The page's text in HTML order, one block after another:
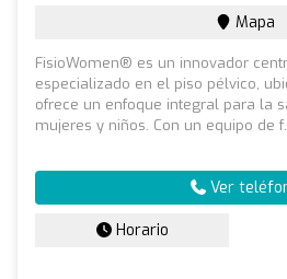
Mapa
FisioWomen® es un innovador
especializado en el piso pélvico,
ofrece un enfoque integral para la
mujeres y niños. Con un equipo de
Ver
Horario